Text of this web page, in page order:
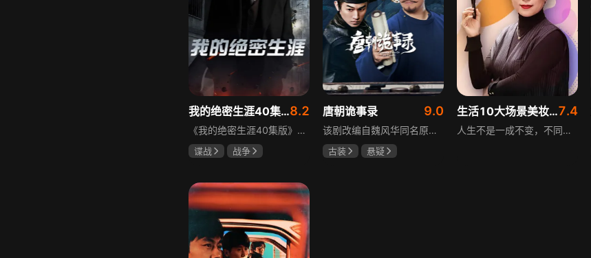
我的绝密生涯40集版8.2
《我的绝密生涯40集版》以1931年东北为背景，苏联特使引发暗杀行动，商人关郁达卷入被重伤失踪，妻子谭梓君带家人在新京安顿。八年后关郁达打入日本特务机关为我党提供情报，与谭梓君相遇却因身份不能相认，谭梓君心中充满怀疑。
谍战
战争
唐朝诡事录 9.0
该剧改编自魏风华同名原著，讲述繁华大唐盛世下发生的一系列奇闻异事。长安金吾卫中郎将卢凌风与狄公亲传弟子苏无名携手，共破《长安红茶》《石桥图》等九个诡异案件，从新娘失踪案到宫廷秘闻，从朝堂到乡间，他们在破案过程中相互了解，逐渐成长，共同守护苍生，担负起挽救社稷于危急的使命。
古装
悬疑
生活10大场景美妆秘籍7.4
人生不是一成不变，不同的场合不同的角色，适宜的妆容造型往往能帮助人们建立自信、破冰社交，开启一个良好开端，做到事半功倍。姜月辉老师亲自打造的《10大生活场景角色妆容课程》，将针对不同的生活场景和角色需求，教授相应的妆容造型技巧，让学员轻松驾驭每个人生角色，打造出适合自己的妆容，提升个人形象和气质。